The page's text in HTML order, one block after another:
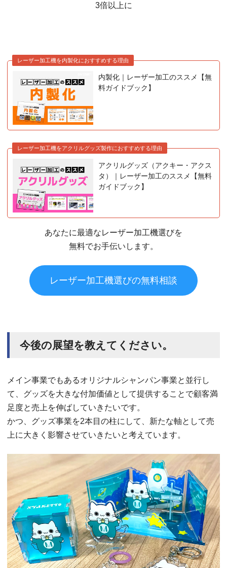
3倍以上に
レーザー加工機を内製化におすすめする理由
内製化｜レーザー加工のススメ【無
料ガイドブック】
レーザー加工機をアクリルグッズ製作におすすめする理由
アクリルグッズ（アクキー・アクス
タ）｜レーザー加工のススメ【無料
ガイドブック】
あなたに最適なレーザー加工機選びを
無料でお手伝いします。
レーザー加工機選びの無料相談
今後の展望を教えてください。
メイン事業でもあるオリジナルシャンパン事業と並行し
て、グッズを大きな付加価値として提供することで顧客満
足度と売上を伸ばしていきたいです。
かつ、グッズ事業を2本目の柱にして、新たな軸として売
上に大きく影響させていきたいと考えています。